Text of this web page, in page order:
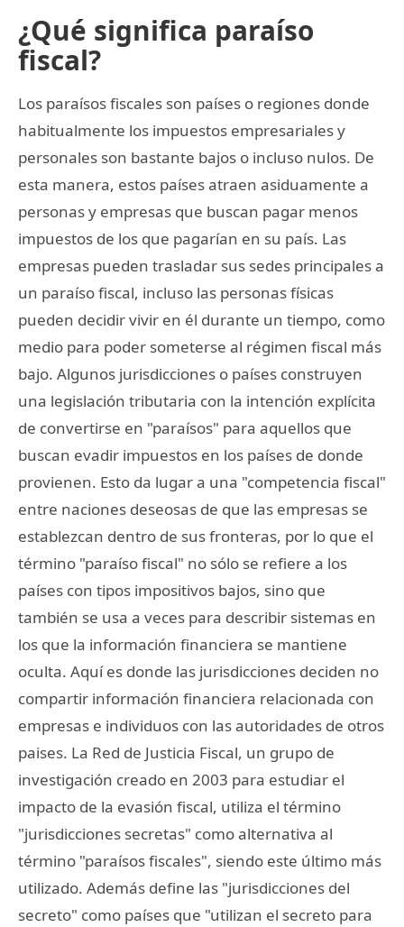
¿Qué significa paraíso
fiscal?
Los paraísos fiscales son países o regiones donde
habitualmente los impuestos empresariales y
personales son bastante bajos o incluso nulos. De
esta manera, estos países atraen asiduamente a
personas y empresas que buscan pagar menos
impuestos de los que pagarían en su país. Las
empresas pueden trasladar sus sedes principales a
un paraíso fiscal, incluso las personas físicas
pueden decidir vivir en él durante un tiempo, como
medio para poder someterse al régimen fiscal más
bajo. Algunos jurisdicciones o países construyen
una legislación tributaria con la intención explícita
de convertirse en "paraísos" para aquellos que
buscan evadir impuestos en los países de donde
provienen. Esto da lugar a una "competencia fiscal"
entre naciones deseosas de que las empresas se
establezcan dentro de sus fronteras, por lo que el
término "paraíso fiscal" no sólo se refiere a los
países con tipos impositivos bajos, sino que
también se usa a veces para describir sistemas en
los que la información financiera se mantiene
oculta. Aquí es donde las jurisdicciones deciden no
compartir información financiera relacionada con
empresas e individuos con las autoridades de otros
paises. La Red de Justicia Fiscal, un grupo de
investigación creado en 2003 para estudiar el
impacto de la evasión fiscal, utiliza el término
"jurisdicciones secretas" como alternativa al
término "paraísos fiscales", siendo este último más
utilizado. Además define las "jurisdicciones del
secreto" como países que "utilizan el secreto para